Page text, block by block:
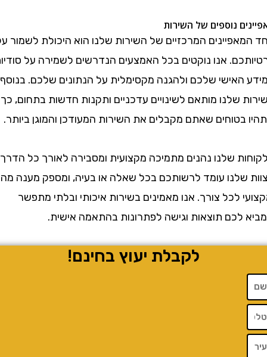
נוספים של השירות
המרכזיים של השירות שלנו הוא היכולת לשמור על
אנו נוקטים בכל האמצעים הנדרשים לשמירה על סודיות
שלכם ולהגנה מקסימלית על הנתונים שלכם. בנוסף,
שלנו מותאם לשינויים עדכניים ותקנות חדשות בתחום, כך
שאתם מקבלים את השירות המעודכן והמוגן ביותר.
שלנו נהנים מתמיכה מקצועית ומסבירה לאורך כל הדרך.
עומד לרשותכם בכל שאלה או בעיה, ומספק מענה מהיר
לכל צורך. אנו מאמינים בשירות איכותי ובלתי מתפשר
תוצאות וגישה לפתרונות בהתאמה אישית.
לקבלת יעוץ בחינם!